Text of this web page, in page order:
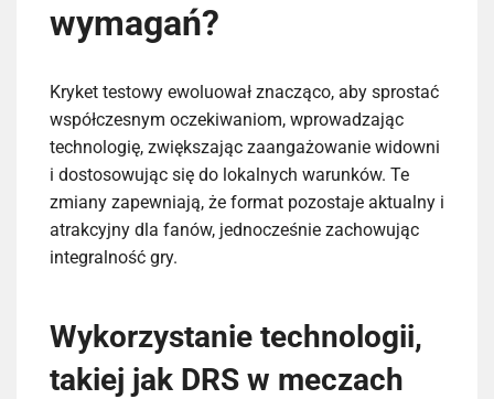
wymagań?
Kryket testowy ewoluował znacząco, aby sprostać
współczesnym oczekiwaniom, wprowadzając
technologię, zwiększając zaangażowanie widowni
i dostosowując się do lokalnych warunków. Te
zmiany zapewniają, że format pozostaje aktualny i
atrakcyjny dla fanów, jednocześnie zachowując
integralność gry.
Wykorzystanie technologii,
takiej jak DRS w meczach